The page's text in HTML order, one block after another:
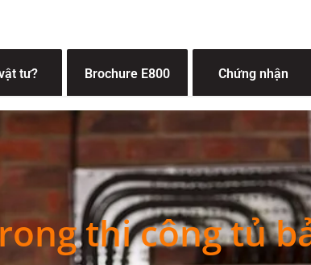
tư? Brochure E800 Chứng nhận
thi công tủ